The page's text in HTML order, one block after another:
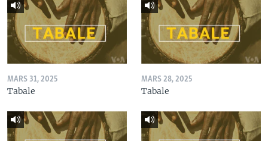
MARS 31, 2025
Tabale
MARS 28, 2025
Tabale